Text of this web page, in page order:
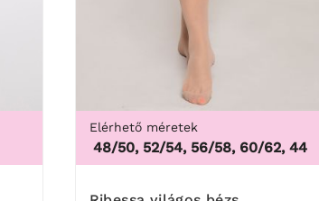
Elérhető méretek
44/46, 48/50, 52/54, 56/58, 60/62,44/46,